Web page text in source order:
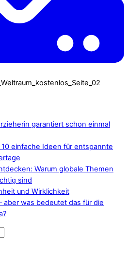
garantiert schon einmal
einfache Ideen für entspannte
Warum globale Themen
sind
und Wirklichkeit
aber was bedeutet das für die